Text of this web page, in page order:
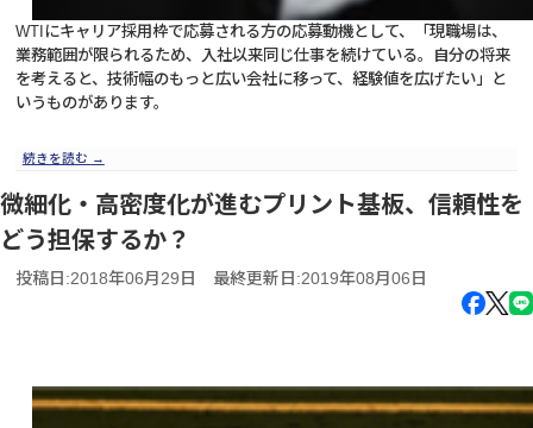
WTIにキャリア採用枠で応募される方の応募動機として、「現職場は、
業務範囲が限られるため、入社以来同じ仕事を続けている。自分の将来
を考えると、技術幅のもっと広い会社に移って、経験値を広げたい」と
いうものがあります。
続きを読む →
微細化・高密度化が進むプリント基板、信頼性を
どう担保するか？
投稿日:2018年06月29日 最終更新日:2019年08月06日